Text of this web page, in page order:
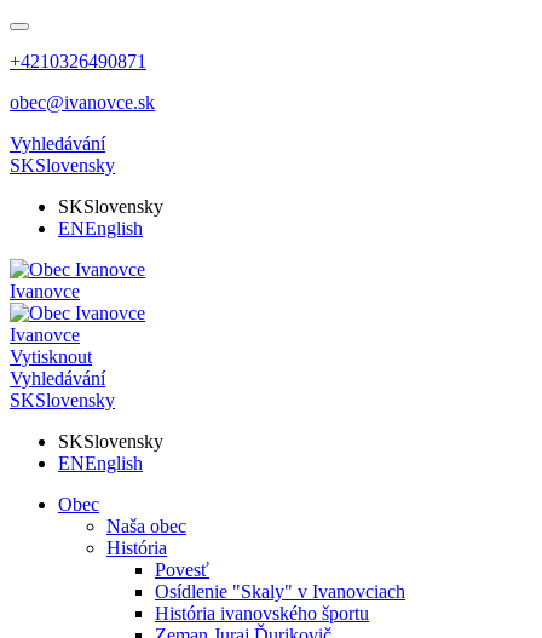
+4210326490871
obec@ivanovce.sk
Vyhledávání
SKSlovensky
SKSlovensky
ENEnglish
Ivanovce
Ivanovce
Vytisknout
Vyhledávání
SKSlovensky
SKSlovensky
ENEnglish
Obec
Naša obec
História
Povesť
Osídlenie "Skaly" v Ivanovciach
História ivanovského športu